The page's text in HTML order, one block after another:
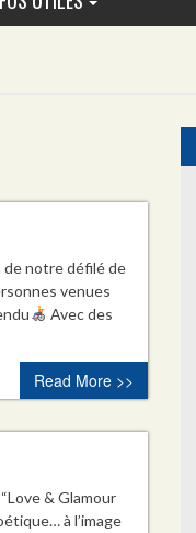
de notre défilé de
venues
Avec des
Read More >>
& Glamour
à l’image